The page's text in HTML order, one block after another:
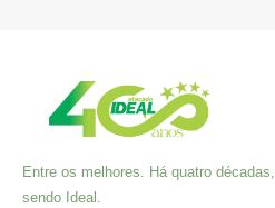
Entre os melhores. Há quatro décadas,
sendo Ideal.